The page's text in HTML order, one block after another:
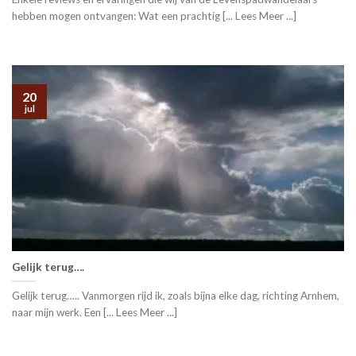
hebben mogen ontvangen: Wat een prachtig [... Lees Meer ...]
Gelijk terug….
Gelijk terug….. Vanmorgen rijd ik, zoals bijna elke dag, richting Arnhem,
naar mijn werk. Een [... Lees Meer ...]
20
jul